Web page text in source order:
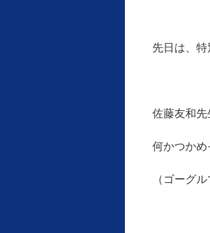
先日は、
佐藤友和先
何かつかめ
（ゴーグ